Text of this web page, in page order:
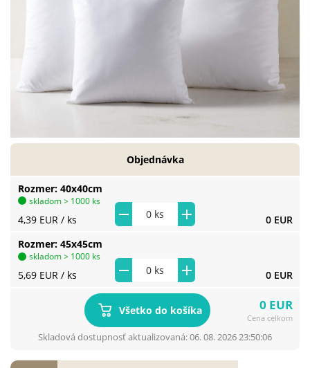
Rozmer 40x40cm
4,39 EUR / ks 0 EUR
skladom > 1000 ks
Rozmer 45x45cm
5,69 EUR / ks 0 EUR
skladom > 1000 ks
Objednávka
Všetko do košíka 0 EUR
Cena celkom
Skladová dostupnosť aktualizovaná: 06. 08. 2026 23:50:06